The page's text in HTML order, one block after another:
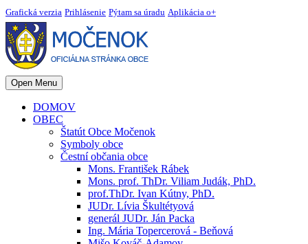
Grafická verzia Prihlásenie Pýtam sa úradu Aplikácia o+
Open Menu
DOMOV
OBEC
Štatút Obce Močenok
Symboly obce
Čestní občania obce
Mons. František Rábek
Mons. prof. ThDr. Viliam Judák, PhD.
prof.ThDr. Ivan Kútny, PhD.
JUDr. Lívia Škultétyová
generál JUDr. Ján Packa
Ing. Mária Topercerová - Beňová